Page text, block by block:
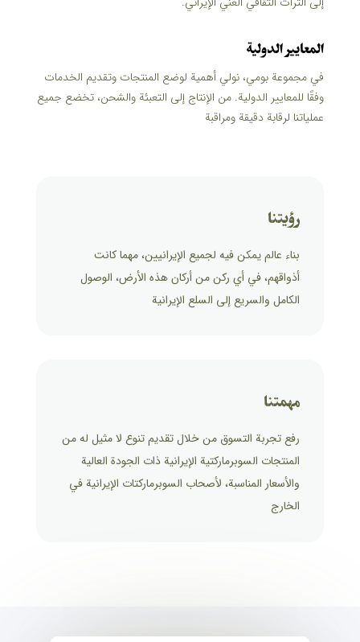
المعايير الدولية
في مجموعة بومي، نولي أهمية لوضع المنتجات وتقديم الخدمات
وفقًا للمعايير الدولية. من الإنتاج إلى التعبئة والشحن، تخضع جميع
عملياتنا لرقابة دقيقة ومراقبة
رؤيتنا
بناء عالم يمكن فيه لجميع الإيرانيين، مهما كانت
أذواقهم، في أي ركن من أركان هذه الأرض، الوصول
الكامل والسريع إلى السلع الإيرانية
مهمتنا
رفع تجربة التسوق من خلال تقديم تنوع لا مثيل له من
المنتجات السوبرماركتية الإيرانية ذات الجودة العالية
والأسعار المناسبة، لأصحاب السوبرماركتات الإيرانية في
الخارج